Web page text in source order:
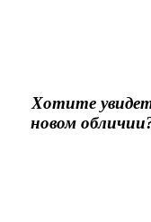
Хотите
новом